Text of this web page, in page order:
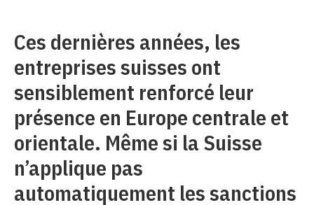
Ces dernières années, les
entreprises suisses ont
sensiblement renforcé leur
présence en Europe centrale et
orientale. Même si la Suisse
n’applique pas
automatiquement les sanctions